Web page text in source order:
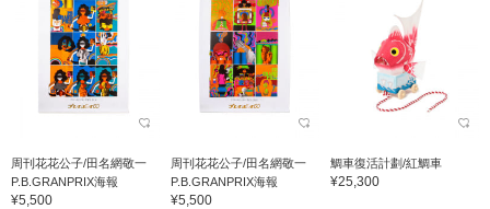
周刊花花公子/田名網敬一
P.B.GRANPRIX海報
¥5,500
周刊花花公子/田名網敬一
P.B.GRANPRIX海報
¥5,500
鯛車復活計劃/紅鯛車
¥25,300